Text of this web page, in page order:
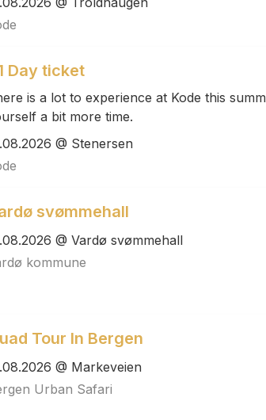
Day ticket
is a lot to experience at Kode this
a bit more time.
@ Stenersen
svømmehall
@ Vardø svømmehall
kommune
Tour In Bergen
@ Markeveien
Urban Safari